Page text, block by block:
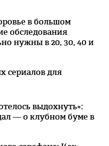
в большом
обследования
нужны в 20, 30, 40 и
сериалов для
выдохнуть»:
— о клубном буме в